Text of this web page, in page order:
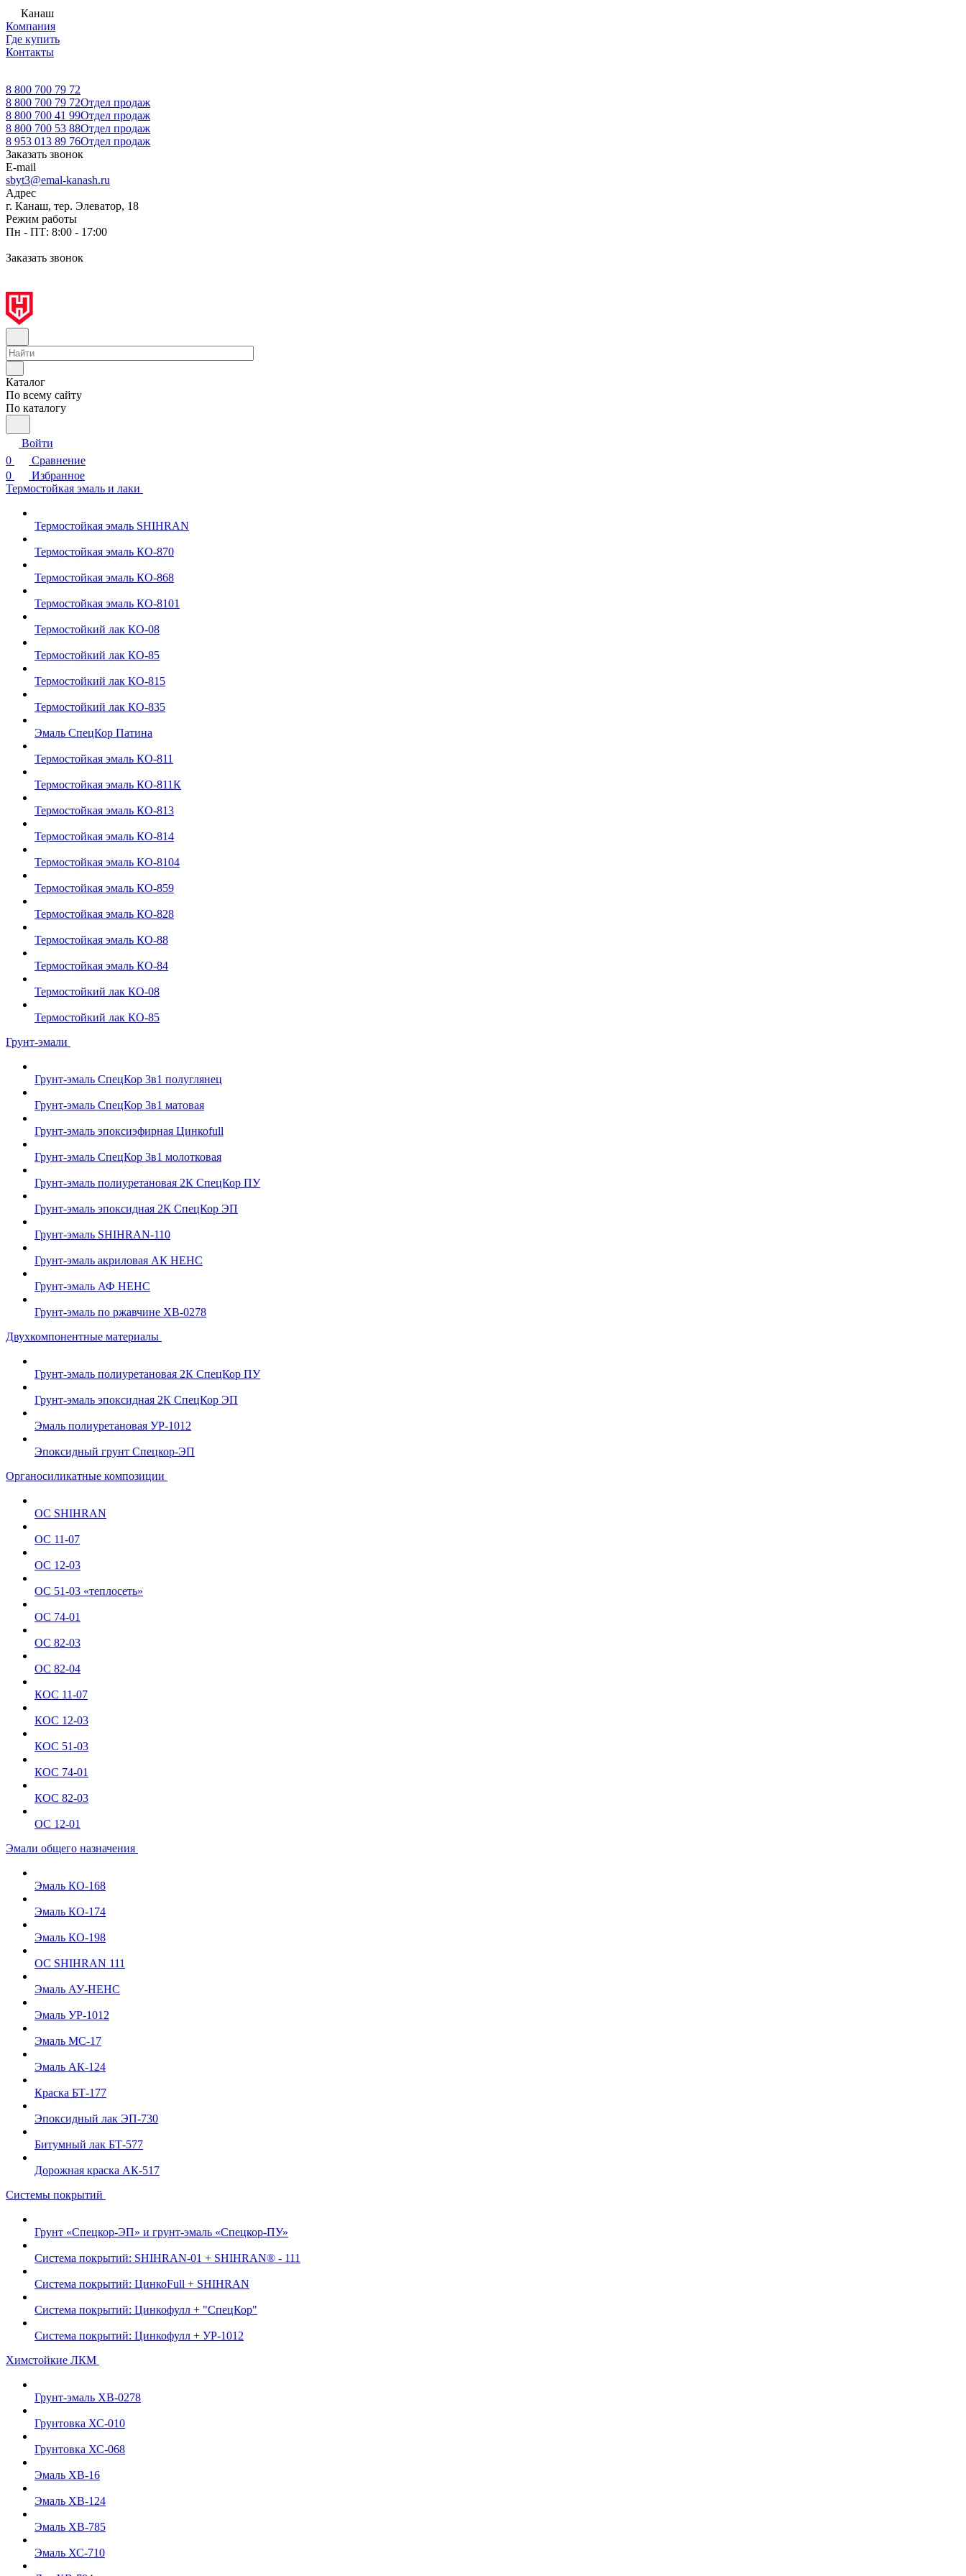
Канаш
Компания
Где купить
Контакты
8 800 700 79 72
8 800 700 79 72Отдел продаж
8 800 700 41 99Отдел продаж
8 800 700 53 88Отдел продаж
8 953 013 89 76Отдел продаж
Заказать звонок
E-mail
sbyt3@emal-kanash.ru
Адрес
г. Канаш, тер. Элеватор, 18
Режим работы
Пн - ПТ: 8:00 - 17:00
Заказать звонок
Каталог
По всему сайту
По каталогу
Войти
0
Сравнение
0
Избранное
Термостойкая эмаль и лаки
Термостойкая эмаль SHIHRAN
Термостойкая эмаль КО-870
Термостойкая эмаль КО-868
Термостойкая эмаль КО-8101
Термостойкий лак КО-08
Термостойкий лак КО-85
Термостойкий лак КО-815
Термостойкий лак КО-835
Эмаль СпецКор Патина
Термостойкая эмаль КО-811
Термостойкая эмаль КО-811К
Термостойкая эмаль КО-813
Термостойкая эмаль КО-814
Термостойкая эмаль КО-8104
Термостойкая эмаль КО-859
Термостойкая эмаль КО-828
Термостойкая эмаль КО-88
Термостойкая эмаль КО-84
Термостойкий лак КО-08
Термостойкий лак КО-85
Грунт-эмали
Грунт-эмаль СпецКор 3в1 полуглянец
Грунт-эмаль СпецКор 3в1 матовая
Грунт-эмаль эпоксиэфирная Цинкоfull
Грунт-эмаль СпецКор 3в1 молотковая
Грунт-эмаль полиуретановая 2К СпецКор ПУ
Грунт-эмаль эпоксидная 2К СпецКор ЭП
Грунт-эмаль SHIHRAN-110
Грунт-эмаль акриловая АК НЕНС
Грунт-эмаль АФ НЕНС
Грунт-эмаль по ржавчине ХВ-0278
Двухкомпонентные материалы
Грунт-эмаль полиуретановая 2К СпецКор ПУ
Грунт-эмаль эпоксидная 2К СпецКор ЭП
Эмаль полиуретановая УР-1012
Эпоксидный грунт Спецкор-ЭП
Органосиликатные композиции
ОС SHIHRAN
ОС 11-07
ОС 12-03
ОС 51-03 «теплосеть»
ОС 74-01
ОС 82-03
ОС 82-04
КОС 11-07
КОС 12-03
КОС 51-03
КОС 74-01
КОС 82-03
ОС 12-01
Эмали общего назначения
Эмаль КО-168
Эмаль КО-174
Эмаль КО-198
ОС SHIHRAN 111
Эмаль АУ-НЕНС
Эмаль УР-1012
Эмаль МС-17
Эмаль АК-124
Краска БТ-177
Эпоксидный лак ЭП-730
Битумный лак БТ-577
Дорожная краска АК-517
Системы покрытий
Грунт «Спецкор-ЭП» и грунт-эмаль «Спецкор-ПУ»
Система покрытий: SHIHRAN-01 + SHIHRAN® - 111
Система покрытий: ЦинкоFull + SHIHRAN
Система покрытий: Цинкофулл + "СпецКор"
Система покрытий: Цинкофулл + УР-1012
Химстойкие ЛКМ
Грунт-эмаль ХВ-0278
Грунтовка ХС-010
Грунтовка ХС-068
Эмаль ХВ-16
Эмаль ХВ-124
Эмаль ХВ-785
Эмаль ХС-710